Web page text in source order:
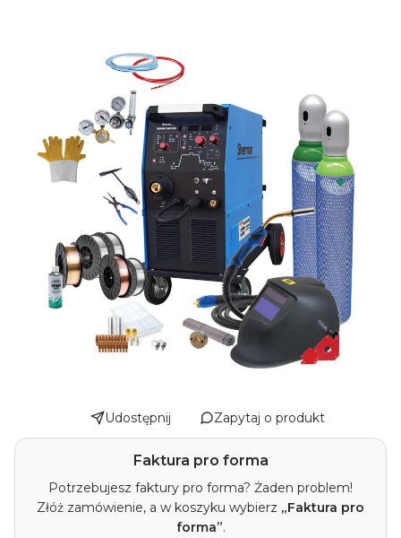
Udostępnij Zapytaj o produkt
Faktura pro forma
Potrzebujesz faktury pro forma? Żaden problem!
Złóż zamówienie, a w koszyku wybierz „Faktura pro
forma”.